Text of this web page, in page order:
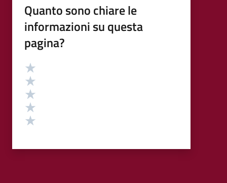
Quanto sono chiare le
informazioni su questa
pagina?
Valutazione